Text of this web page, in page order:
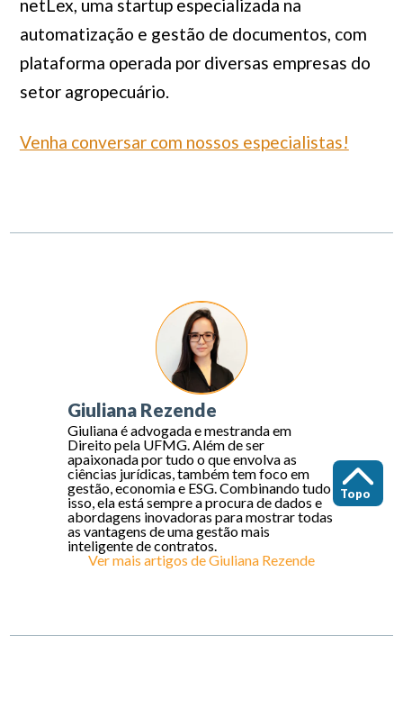
Topo
netLex, uma startup especializada na
automatização e gestão de documentos, com
plataforma operada por diversas empresas do
setor agropecuário.
Venha conversar com nossos especialistas!
Giuliana Rezende
Giuliana é advogada e mestranda em
Direito pela UFMG. Além de ser
apaixonada por tudo o que envolva as
ciências jurídicas, também tem foco em
gestão, economia e ESG. Combinando tudo
isso, ela está sempre a procura de dados e
abordagens inovadoras para mostrar todas
as vantagens de uma gestão mais
inteligente de contratos.
Ver mais artigos deGiuliana Rezende